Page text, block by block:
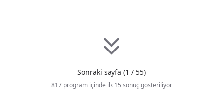
Sonraki sayfa (1 / 55)
817 program içinde ilk 15 sonuç gösteriliyor